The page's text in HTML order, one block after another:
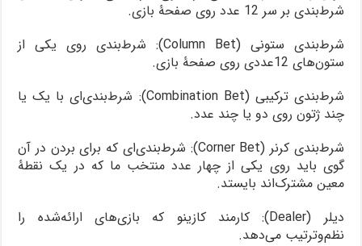
شرط‌بندی بر سر 12 عدد روی صفحۀ بازی.
شرط‌بندی ستونی (Column Bet): شرط‌بندی روی یکی از
ستون‌های 12عددی روی صفحۀ بازی.
شرط‌بندی ترکیبی (Combination Bet): شرط‌بندی‌ای با یک یا
چند ژتون روی دو یا چند عدد.
شرط‌بندی کرنر (Corner Bet): شرط‌بندی‌ای که برای بردن در آن
گوی باید روی یکی از چهار عدد منتخب ما که در یک نقطۀ
معین مشترک‌اند بایستد.
دیلر (Dealer): کارمند کازینو که بازی‌های ارائه‌شده را
نظم‌وترتیب می‌دهد.